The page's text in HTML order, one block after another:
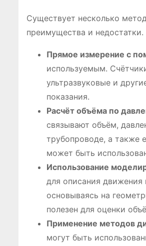
Существует несколько
преимущества и
Прямое измерение с
используемым.
ультразвуковые и
показания.
Расчёт объёма по
связывают объём,
трубопроводе, а также
может быть
Использование
для описания движения
основываясь на
полезен для оценки
Применение методов
могут быть